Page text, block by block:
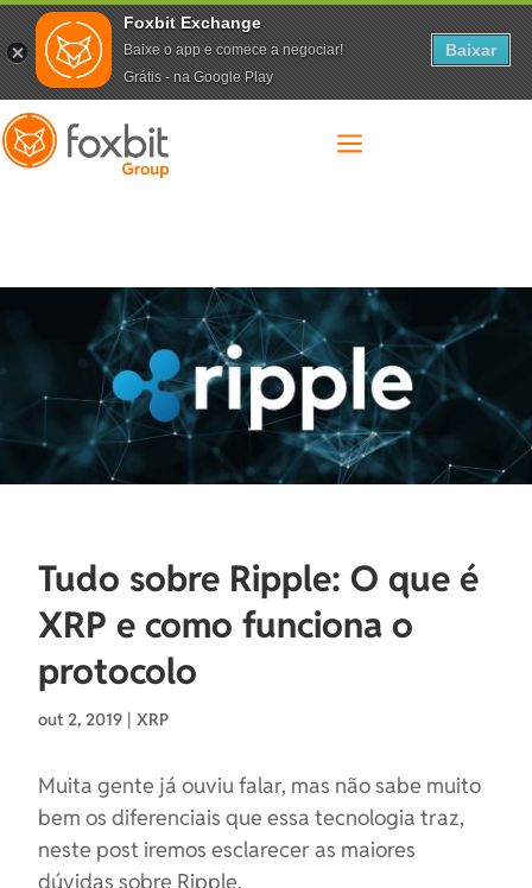
a
Tudo sobre Ripple: O que é
XRP e como funciona o
protocolo
out 2, 2019 | XRP
Muita gente já ouviu falar, mas não sabe muito
bem os diferenciais que essa tecnologia traz,
neste post iremos esclarecer as maiores
dúvidas sobre Ripple.
Foxbit Exchange
Baixe o app e comece a negociar!
Grátis - na Google Play
Baixar